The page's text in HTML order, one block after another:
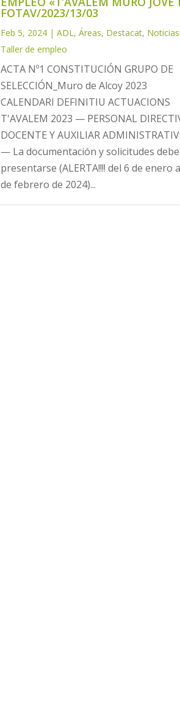
FOTAV/2023/13/03
Feb 5, 2024| ADL , Áreas, Destacat, Noticias
Taller de empleo
ACTA Nº1 CONSTITUCIÓN GRUPO DE
SELECCIÓN_Muro de Alcoy 2023
CALENDARI DEFINITIU ACTUACIONS
T'AVALEM 2023 — PERSONAL
DOCENTE Y AUXILIAR
— La documentación y solicitudes
presentarse (ALERTA!!!! del 6 de enero
de febrero de 2024)...